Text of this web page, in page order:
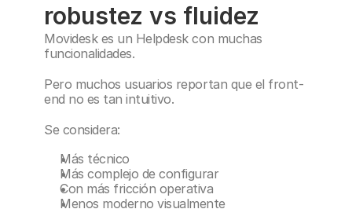
robustez vs fluidez
Movidesk es un Helpdesk con muchas
funcionalidades.
Pero muchos usuarios reportan que el front-
end no es tan intuitivo.
Se considera:
Más técnico
Más complejo de configurar
Con más fricción operativa
Menos moderno visualmente